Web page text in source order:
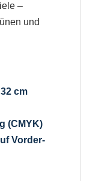
–
und
cm
(CMYK)
Vorder-